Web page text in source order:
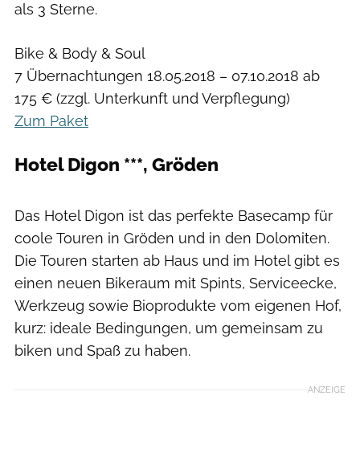
als 3 Sterne.
Bike & Body & Soul
7 Übernachtungen 18.05.2018 – 07.10.2018 ab
175 € (zzgl. Unterkunft und Verpflegung)
Zum Paket
Hotel Digon ***, Gröden
Das Hotel Digon ist das perfekte Basecamp für
coole Touren in Gröden und in den Dolomiten.
Die Touren starten ab Haus und im Hotel gibt es
einen neuen Bikeraum mit Spints, Serviceecke,
Werkzeug sowie Bioprodukte vom eigenen Hof,
kurz: ideale Bedingungen, um gemeinsam zu
biken und Spaß zu haben.
ANZEIGE